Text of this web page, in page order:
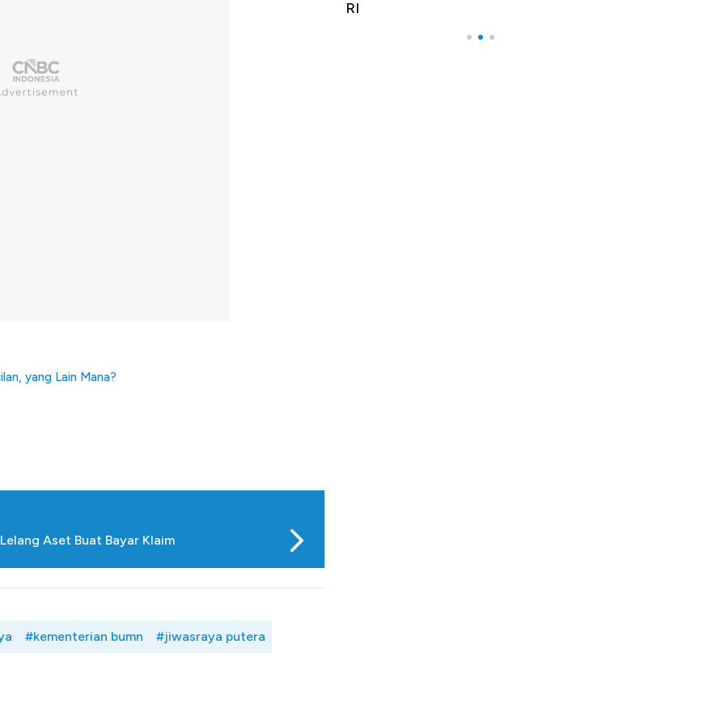
yang Lain Mana?
Aset Buat Bayar Klaim
#kementerian bumn #jiwasraya putera
RI